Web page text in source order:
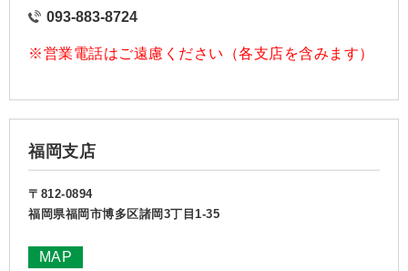
093-883-8724
※営業電話はご遠慮ください（各支店を含みます）
福岡支店
〒812-0894
福岡県福岡市博多区諸岡3丁目1-35
MAP